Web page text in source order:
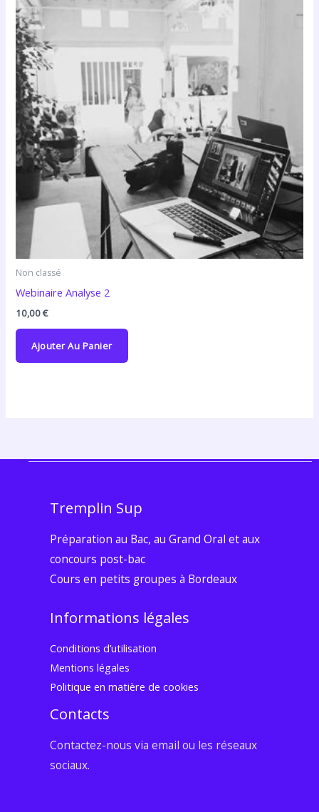
Non classé
Webinaire Analyse 2
10,00€
Ajouter Au Panier
Tremplin Sup
Préparation au Bac, au Grand Oral et aux
concours post-bac
Cours en petits groupes à Bordeaux
Informations légales
Conditions d’utilisation
Mentions légales
Politique en matière de cookies
Contacts
Contactez-nous via email ou les réseaux
sociaux.